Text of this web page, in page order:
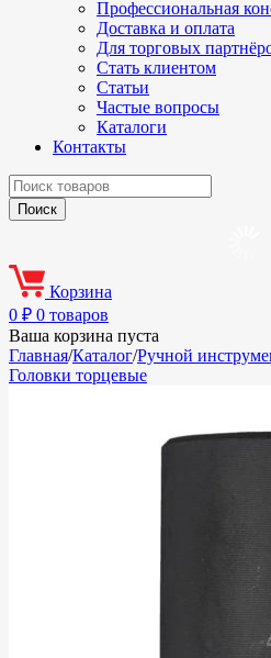
Профессиональная
Доставка и оплата
Для торговых
Стать клиентом
Статьи
Частые вопросы
Каталоги
Контакты
Корзина
0 ₽ 0 товаров
Ваша корзина пуста
Главная/Каталог/Ручной
Головки торцевые